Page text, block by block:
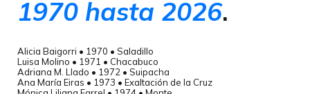
1970 hasta 2026.
Alicia Baigorri • 1970 • Saladillo
Luisa Molino • 1971 • Chacabuco
Adriana M. Llado • 1972 • Suipacha
Ana María Eiras • 1973 • Exaltación de la Cruz